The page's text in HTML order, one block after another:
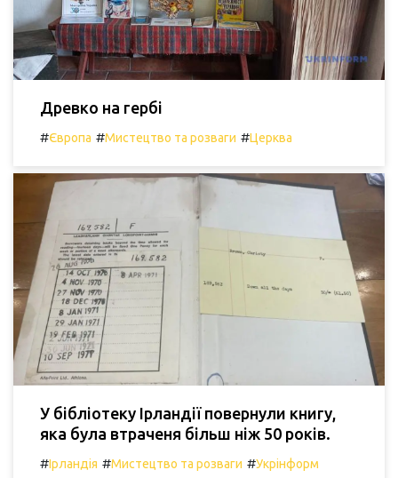
Древко на гербі
#Європа #Мистецтво та розваги #Церква
У бібліотеку Ірландії повернули книгу,
яка була втраченя більш ніж 50 років.
#Ірландія #Мистецтво та розваги #Укрінформ